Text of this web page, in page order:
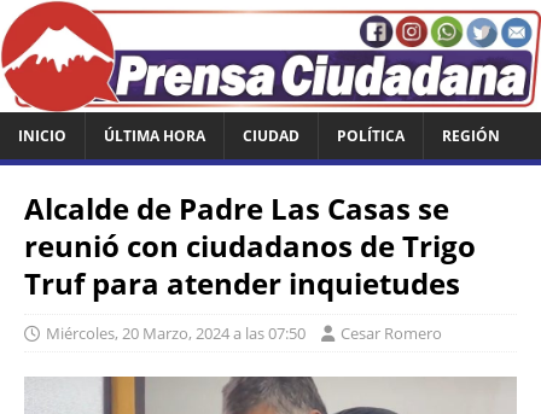
INICIO ÚLTIMA HORA CIUDAD POLÍTICA REGIÓN
Alcalde de Padre Las Casas se
reunió con ciudadanos de Trigo
Truf para atender inquietudes
Miércoles, 20 Marzo, 2024 a las 07:50 Cesar Romero